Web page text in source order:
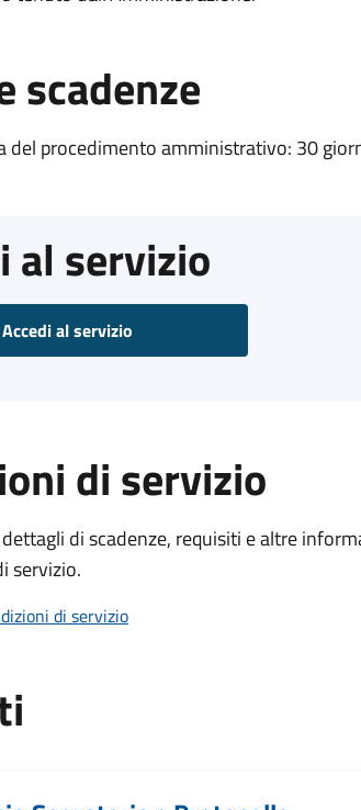
scadenze
del procedimento amministrativo: 30
al servizio
Accedi al servizio
di servizio
di scadenze, requisiti e altre
servizio.
di servizio